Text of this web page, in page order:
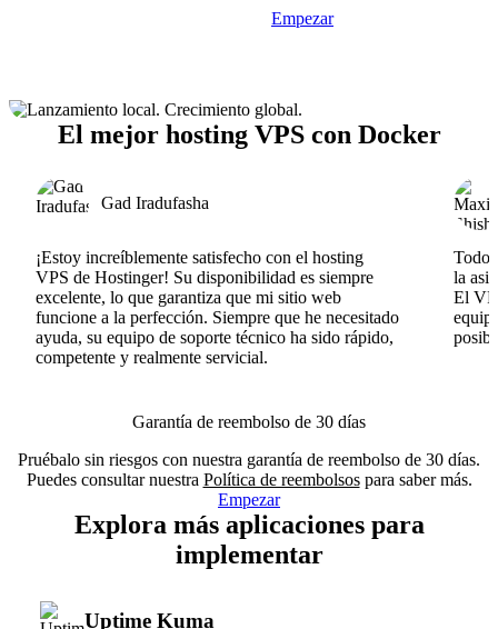
Empezar
El mejor hosting VPS con Docker
Gad Iradufasha
¡Estoy increíblemente satisfecho con el hosting
VPS de Hostinger! Su disponibilidad es siempre
excelente, lo que garantiza que mi sitio web
funcione a la perfección. Siempre que he necesitado
ayuda, su equipo de soporte técnico ha sido rápido,
competente y realmente servicial.
Todo
la
El
Garantía de reembolso de 30 días
Pruébalo sin riesgos con nuestra garantía de reembolso de 30 días.
Puedes consultar nuestra Política de reembolsospara saber más.
Empezar
Explora más aplicaciones para
implementar
Uptime Kuma